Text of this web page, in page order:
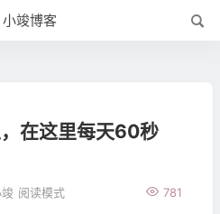
小竣博客
在这里每天60秒
781
阅读模式